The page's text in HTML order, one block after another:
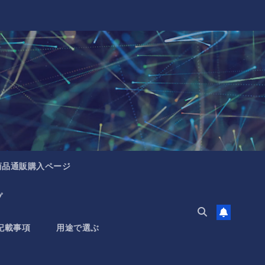
通販購入ページ
載事項 用途で選ぶ